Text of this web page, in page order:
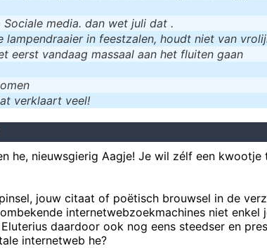
media. dan wet juli dat .
lampendraaier in feestzalen, houdt niet van
eerst vandaag massaal aan het fluiten gaan
verklaart veel!
he, nieuwsgierig Aagje! Je wil zélf een kwootje
jouw citaat of poëtisch brouwsel in de
internetwebzoekmachines niet enkel
daardoor ook nog eens steedser en
internetweb he?